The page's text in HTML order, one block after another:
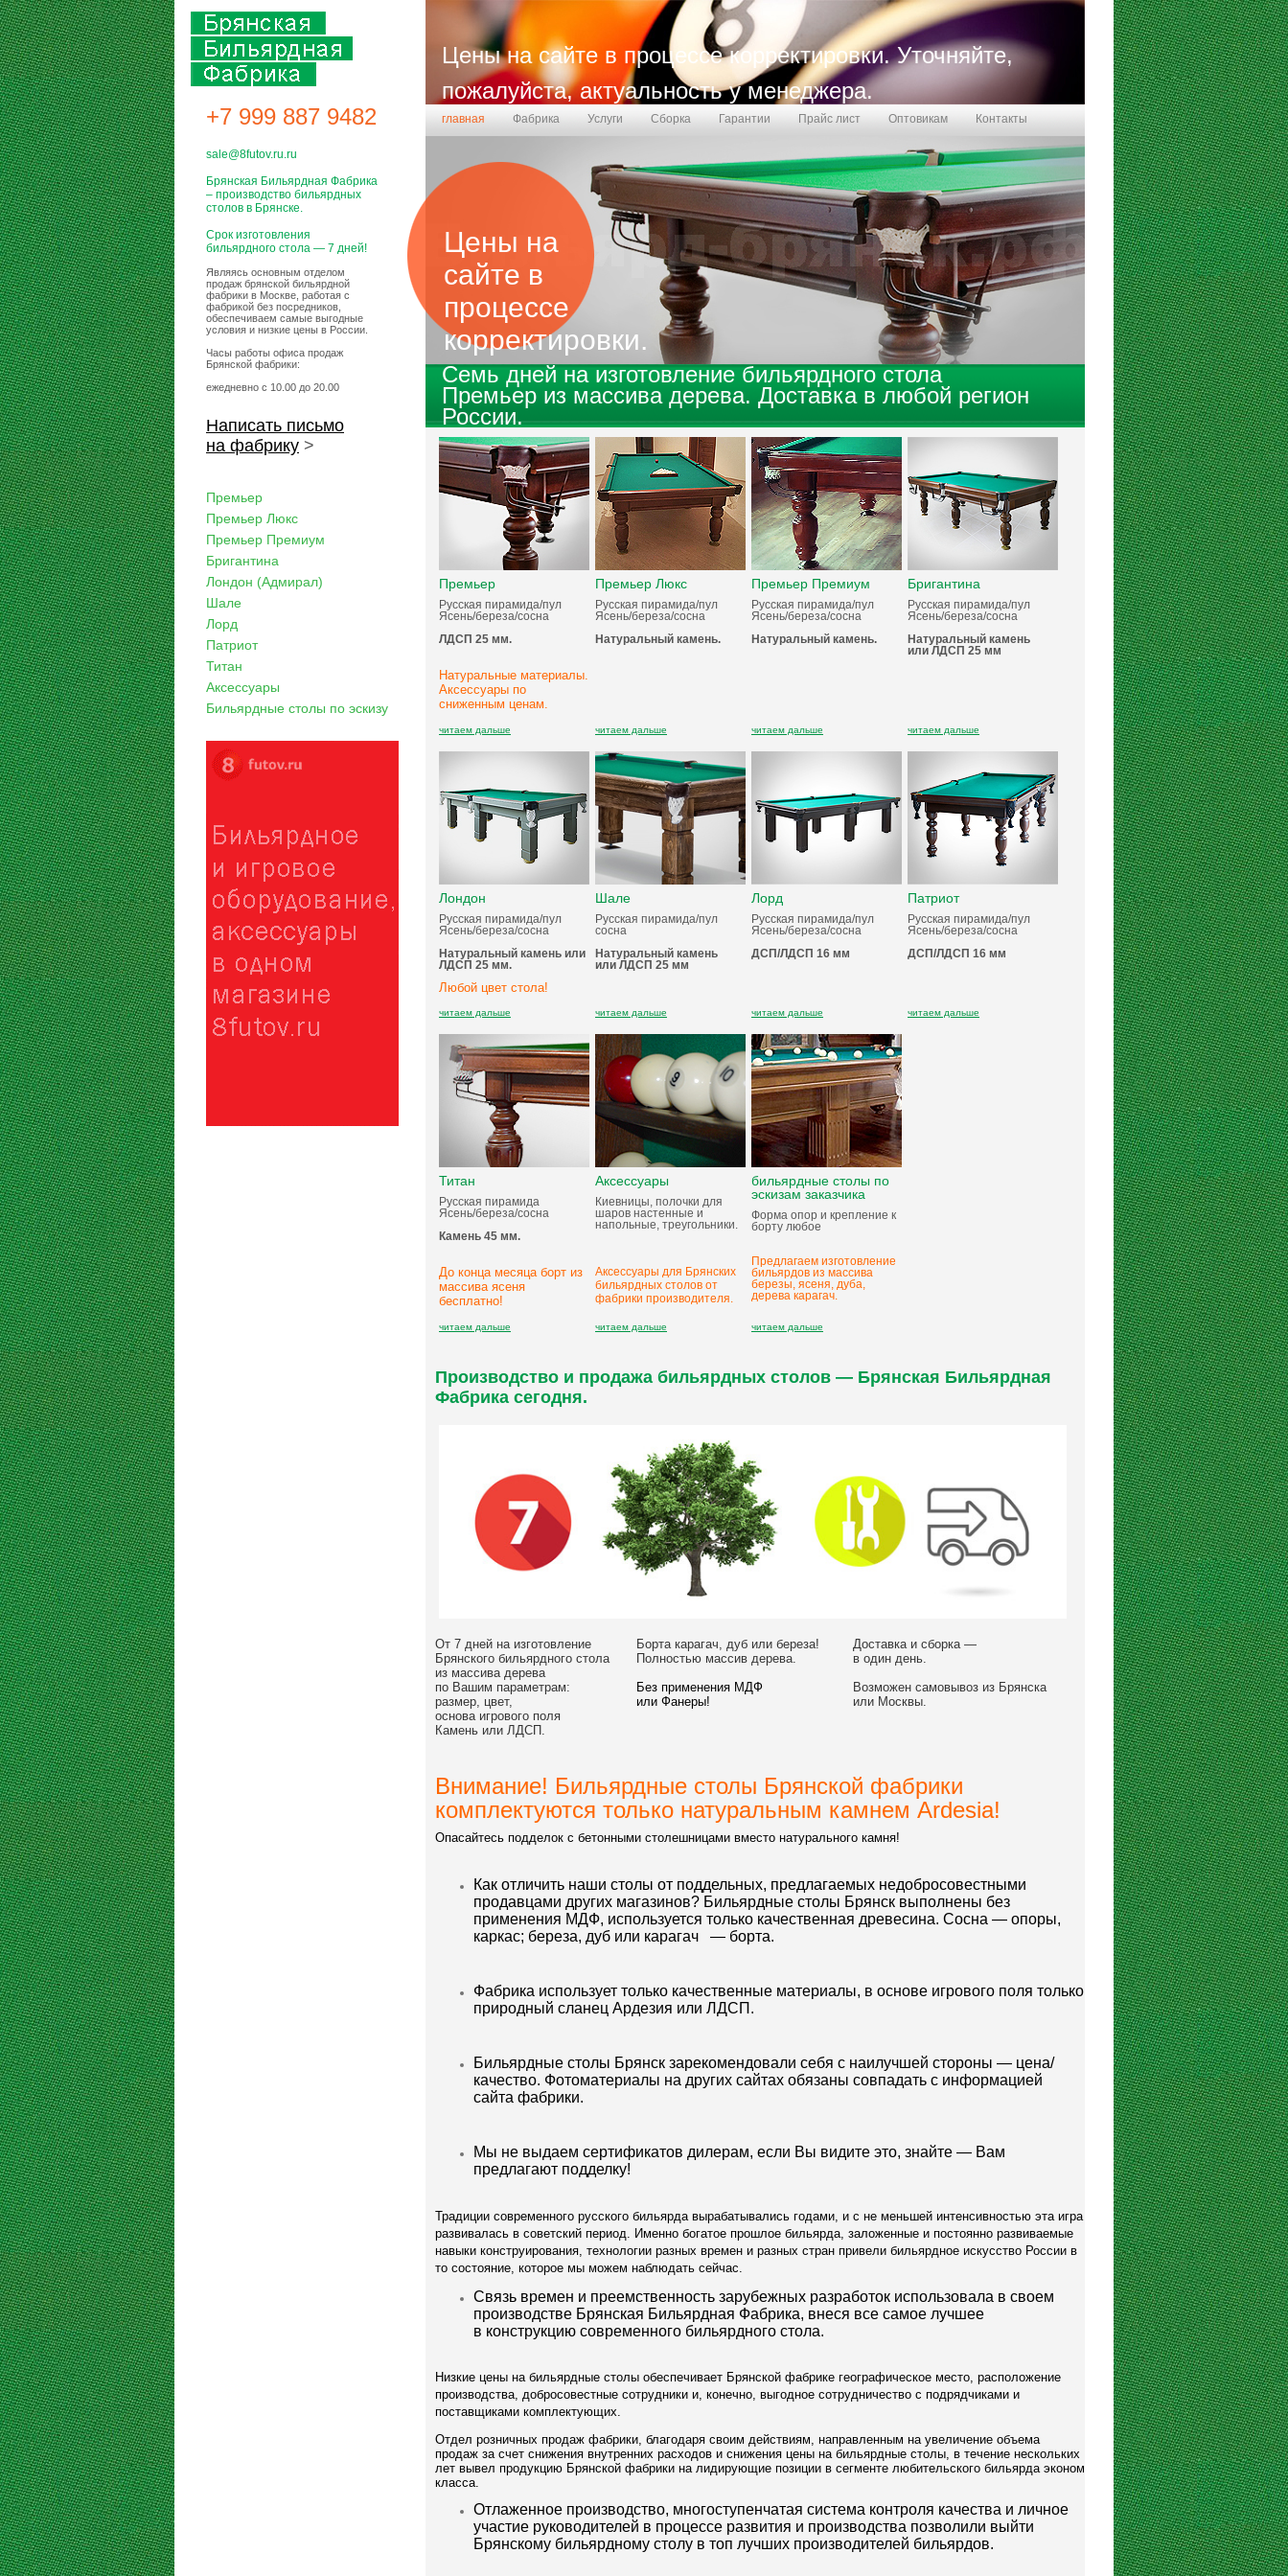
+7 999 887 9482
Цены на сайте в процессе корректировки. Уточняйте,
пожалуйста, актуальность у менеджера.
главная Фабрика Услуги Сборка Гарантии Прайс лист Оптовикам
Контакты
Цены на
сайте в
процессе
корректировки.
Семь дней на изготовлениебильярдного стола
Премьер из массива дерева. Доставка в любой регион
России.
Премьер
Русская пирамида/пул
Ясень/береза/сосна
ЛДСП 25 мм.
Натуральные материалы.
Аксессуары по
сниженным ценам.
Премьер Люкс
Русская пирамида/пул
Ясень/береза/сосна
Натуральный камень.
Премьер Премиум
Русская пирамида/пул
Ясень/береза/сосна
Натуральный камень.
Бригантина
Русская пирамида/пул
Ясень/береза/сосна
Натуральный камень
или ЛДСП 25 мм
читаем дальше читаем дальше читаем дальше читаем дальше
Лондон
Русская пирамида/пул
Ясень/береза/сосна
Натуральный камень или
ЛДСП 25 мм.
Любой цвет стола!
Шале
Русская пирамида/пул
сосна
Натуральный камень
или ЛДСП 25 мм
Лорд
Русская пирамида/пул
Ясень/береза/сосна
ДСП/ЛДСП 16 мм
Патриот
Русская пирамида/пул
Ясень/береза/сосна
ДСП/ЛДСП 16 мм
читаем дальше читаем дальше читаем дальше читаем дальше
Титан
Русская пирамида
Ясень/береза/сосна
Камень 45 мм.
До конца месяца борт из
массива ясеня
бесплатно!
Аксессуары
Киевницы, полочки для
шаров настенные и
напольные, треугольники.
Аксессуары для Брянских
бильярдных столов от
фабрики производителя.
бильярдные столы по
эскизам заказчика
Форма опор и крепление к
борту любое
Предлагаем изготовление
бильярдов из массива
березы, ясеня, дуба,
дерева карагач.
читаем дальше читаем дальше читаем дальше
Производство и продажа бильярдных столов — Брянская Бильярдная
Фабрика сегодня.
От 7 дней на изготовление
Брянского бильярдного стола
из массива дерева
по Вашим параметрам:
размер, цвет,
основа игрового поля
Камень или ЛДСП.
Борта карагач, дуб или береза!
Полностью массив дерева.
Без применения МДФ
или Фанеры!
Доставка и сборка —
в один день.
Возможен самовывоз из Брянска
или Москвы.
Внимание! Бильярдные столы Брянской фабрики
комплектуются только натуральным камнем Ardesia!
Опасайтесь подделок c бетонными столешницами вместо натурального камня!
Как отличить наши столы от поддельных, предлагаемых недобросовестными
продавцами других магазинов? Бильярдные столы Брянск выполнены без
применения МДФ, используется только качественная древесина. Сосна — опоры,
каркас; береза, дуб или карагач
— борта.
Фабрика использует только качественные материалы, в основе игрового поля только
природный сланец Ардезия или ЛДСП.
Бильярдные столы Брянск зарекомендовали себя с наилучшей стороны — цена/
качество. Фотоматериалы на других сайтах обязаны совпадать с информацией
сайта фабрики.
Мы не выдаем сертификатов дилерам, если Вы видите это, знайте — Вам
предлагают подделку!
Традиции современного русского бильярда вырабатывались годами, и с не меньшей интенсивностью эта игра
развивалась в советский период. Именно богатое прошлое бильярда, заложенные и постоянно развиваемые
навыки конструирования, технологии разных времен и разных стран привели бильярдное искусство России в
то состояние, которое мы можем наблюдать сейчас.
Связь времен и преемственность зарубежных разработок использовала в своем
производстве Брянская Бильярдная Фабрика, внеся все самое лучшее
в конструкцию современного бильярдного стола.
Низкие цены на бильярдные столы обеспечивает Брянской фабрике географическое место, расположение
производства, добросовестные сотрудники и, конечно, выгодное сотрудничество с подрядчиками и
поставщиками комплектующих.
Отдел розничных продаж фабрики, благодаря своим действиям, направленным на увеличение объема
продаж за счет снижения внутренних расходов и снижения цены на бильярдные столы, в течение нескольких
лет вывел продукцию Брянской фабрики на лидирующие позиции в сегменте любительского бильярда эконом
класса.
Отлаженное производство, многоступенчатая система контроля качества и личное
участие руководителей в процессе развития и производства позволили выйти
Брянскому бильярдному столу в топ лучших производителей бильярдов.
sale@8futov.ru.ru
Брянская Бильярдная Фабрика
– производство бильярдных
столов в Брянске.
Срок изготовления
бильярдного стола — 7 дней!
Являясь основным отделом
продаж брянской бильярдной
фабрики в Москве, работая с
фабрикой без посредников,
обеспечиваем самые выгодные
условия и низкие цены в России.
Часы работы офиса продаж
Брянской фабрики:
ежедневно с 10.00 до 20.00
Написать письмо
на фабрику >
Премьер
Премьер Люкс
Премьер Премиум
Бригантина
Лондон (Адмирал)
Шале
Лорд
Патриот
Титан
Аксессуары
Бильярдные столы по эскизу